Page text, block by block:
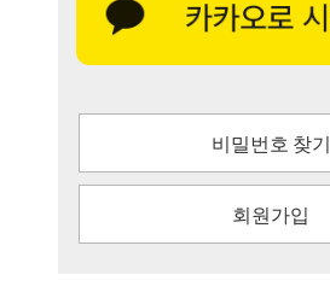
비밀번호 찾기
회원가입